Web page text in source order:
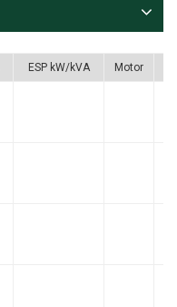
ESP kW/kVA Motor